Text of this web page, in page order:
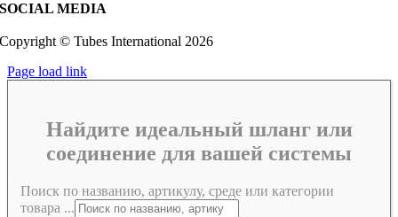
SOCIAL MEDIA
Copyright © Tubes International 2026
Page load link
Найдите идеальный шланг или
соединение для вашей системы
Поиск по названию, артикулу, среде или категории
товара ...